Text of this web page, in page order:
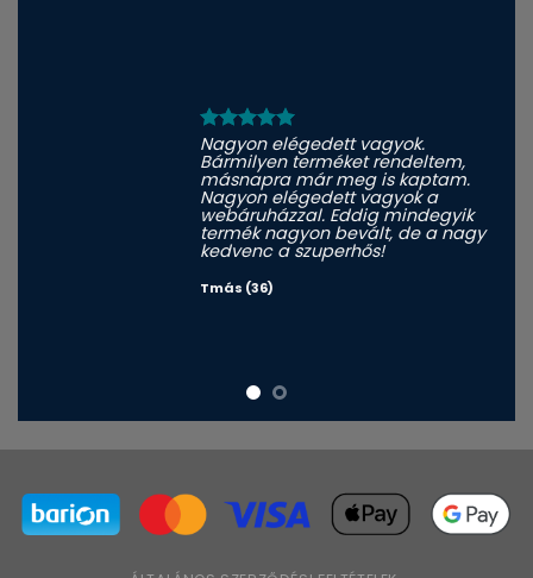
Nagyon elégedett vagyok.
Bármilyen terméket rendeltem,
másnapra már meg is kaptam.
Nagyon elégedett vagyok a
webáruházzal. Eddig mindegyik
termék nagyon bevált, de a nagy
kedvenc a szuperhős!
Tmás (36)